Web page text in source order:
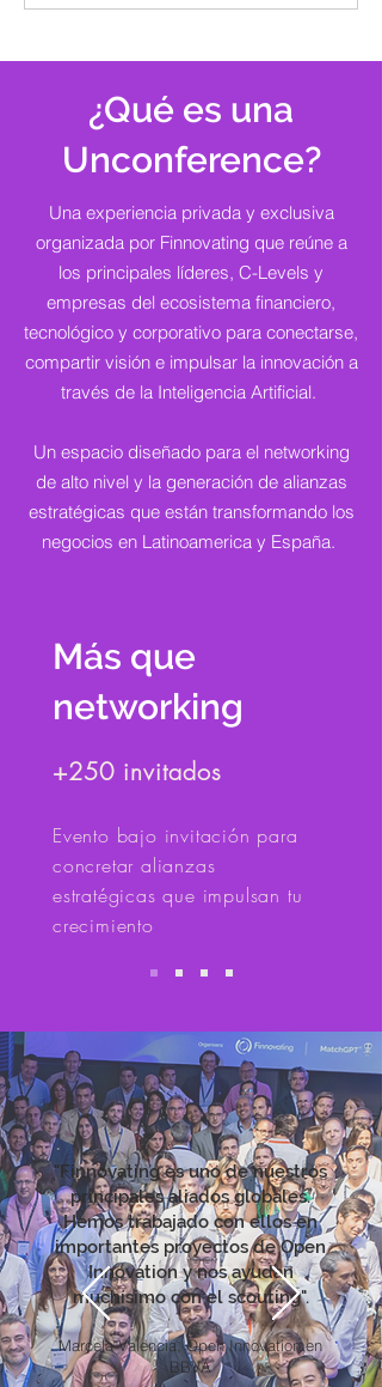
¿Qué es una
Unconference?
Una experiencia privada y exclusiva
organizada por Finnovating que reúne a
los principales líderes, C-Levels y
empresas del ecosistema financiero,
tecnológico y corporativo para conectarse,
compartir visión e impulsar la innovación a
través de la Inteligencia Artificial.
Un espacio diseñado para el networking
de alto nivel y la generación de alianzas
estratégicas que están transformando los
negocios en Latinoamerica y España.
Más que
networking
+250 invitados
​Evento bajo invitación para
concretar alianzas
estratégicas que impulsan tu
crecimiento
"Finnovating es uno de nuestros
principales aliados globales.
Hemos trabajado con ellos en
importantes proyectos de Open
Innovation y nos ayudan
muchísimo con el scouting".
Marcela Valencia, Open Innovation en
BBVA